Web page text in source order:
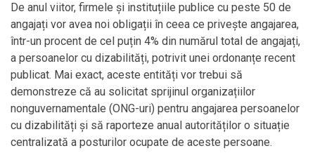
De anul viitor, firmele și instituțiile publice cu peste 50 de
angajați vor avea noi obligații în ceea ce privește angajarea,
într-un procent de cel puțin 4% din numărul total de angajați,
a persoanelor cu dizabilități, potrivit unei ordonanțe recent
publicat. Mai exact, aceste entități vor trebui să
demonstreze că au solicitat sprijinul organizațiilor
nonguvernamentale (ONG-uri) pentru angajarea persoanelor
cu dizabilități și să raporteze anual autorităților o situație
centralizată a posturilor ocupate de aceste persoane.